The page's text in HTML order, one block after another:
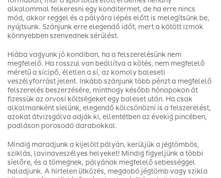
alkalommal felkeresni egy konditermet, de ha erre nincs
mód, akkor reggel és a pályára lépés előtt is melegítsünk be,
nyújtsunk. Szánjunk erre elegendő időt, mert a kötött izmok
könnyebben szenvednek sérülést.
Hiába vagyunk jó kondiban, ha a felszerelésünk nem
megfelelő. Ha rosszul van beállítva a kötés, nem megfelelő
méretű a sícipő, életlen a sí, az komoly baleseti
veszélyforrást jelent. Inkább szánjunk több pénzt a megfelelő
felszerelés beszerzésére, minthogy később hónapokon át
fizessük az orvosi költségeket egy baleset után. Ha csak
alkalmanként síelünk, elegendő kölcsönözni is a felszerelést,
azokat átvizsgálva adják ki, ellentétben az évekig pincében,
padláson porosodó darabokkal.
Mindig maradjunk a kijelölt pályán, kerüljük a jégtömbös,
sziklás, lavinaveszélyes helyeket! Mindig figyeljünk a többi
síelőre, és a tömegnek, pályának megfelelő sebességgel
haladjunk. A hirtelen ütközés, megdobó jégtömb vagy szikla